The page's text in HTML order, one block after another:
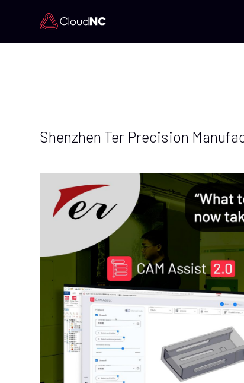
Shenzhen Ter Precision